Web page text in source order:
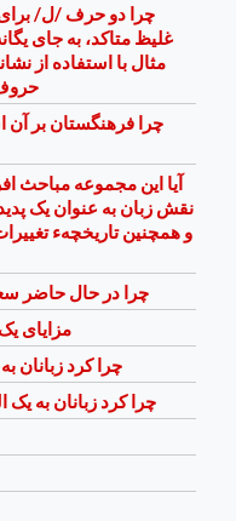
چرا دو حرف /ل/
غلیظ متاکد، به جای
مثال با استفاده از
چرا فرهنگستان بر آن
آیا این مجموعه مباحث
نقش زبان به عنوان یک
و همچنین تاریخچهء
چرا در حال حاضر
مزایای
چرا کرد زبانان
چرا کرد زبانان به یک